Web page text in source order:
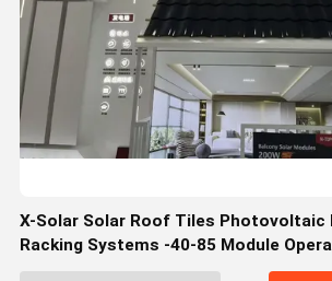
X-Solar Solar Roof Tiles Photovoltaic
Racking Systems -40-85 Module